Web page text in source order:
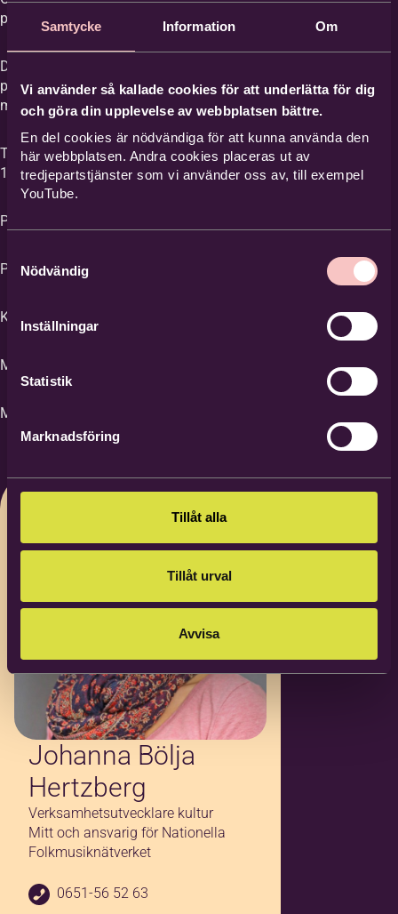
Samtycke Information Om
Vi använder så kallade cookies för att underlätta för dig
och göra din upplevelse av webbplatsen bättre.
En del cookies är nödvändiga för att kunna använda den
här webbplatsen. Andra cookies placeras ut av
tredjepartstjänster som vi använder oss av, till exempel
YouTube.
Nödvändig
Inställningar
Statistik
Marknadsföring
Tillåt alla
Tillåt urval
Avvisa
Adress *
Postnummer
Jag godkänner
Jag vill ha erbjudanden och
platser.
Denna kurs är en del av Stenegårds
programserie "Ett Hållbart Liv" i samarbete
med Bilda
Tid: Lördag den 5 september kl 10:00 till kl
15.00 med lunch och fika paus.
Plats: Trädgården på Stene.
Pris: 400 kr, faktureras i förväg
Kursledare: Anders Hall
Max antal deltagare 20
Minsta antal deltagare 10
Johanna Bölja
Hertzberg
Verksamhetsutvecklare kultur
Mitt och ansvarig för Nationella
Folkmusiknätverket
0651-56 52 63